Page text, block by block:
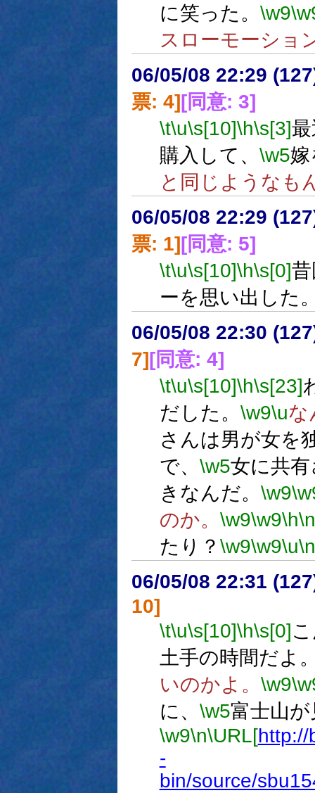
に笑った。 \w9
スローモーショ
06/05/08 22:29
票: 4][同意: 3]
\t\u\s[10]\h\s[3]
購入して、 \w5嫁
と同じようなも
06/05/08 22:29
票: 1][同意: 5]
\t\u\s[10]\h\s[0]
ーを思い出した
06/05/08 22:30
7][同意: 4]
\t\u\s[10]\h\s[23]
だした。 \w9\uな
さんは男が女を
で、 \w5女に共
きなんだ。 \w9
のか。 \w9\w9\h\n
たり？ \w9\w9\u\n
06/05/08 22:31
10]
\t\u\s[10]\h\s[0]
土手の時間だよ
いのかよ。 \w9
に、 \w5富士山
\w9\n\URL[http://
-
bin/source/